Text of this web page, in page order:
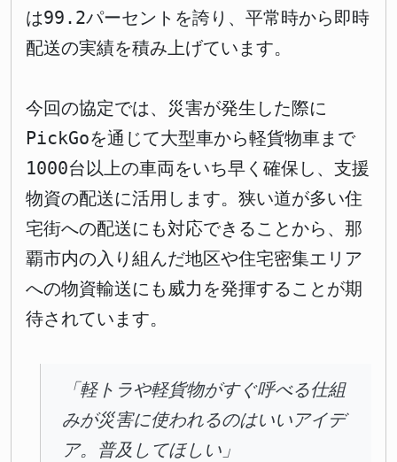
は99.2パーセントを誇り、平常時から即時
配送の実績を積み上げています。
今回の協定では、災害が発生した際に
PickGoを通じて大型車から軽貨物車まで
1000台以上の車両をいち早く確保し、支援
物資の配送に活用します。狭い道が多い住
宅街への配送にも対応できることから、那
覇市内の入り組んだ地区や住宅密集エリア
への物資輸送にも威力を発揮することが期
待されています。
「軽トラや軽貨物がすぐ呼べる仕組
みが災害に使われるのはいいアイデ
ア。普及してほしい」